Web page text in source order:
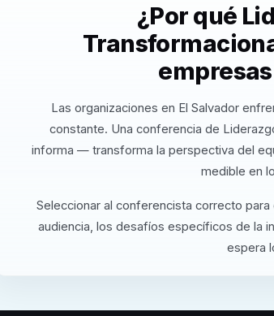
¿Por qué
Las organizaciones en El Salvador
constante. Una conferencia de
informa — transforma la perspectiva del
medible en
Seleccionar al conferencista correcto
audiencia, los desafíos específicos de la
espera